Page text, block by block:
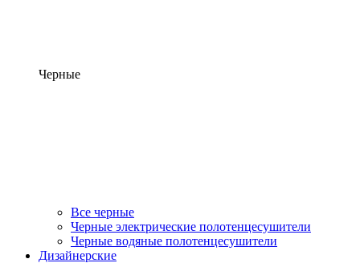
Черные
Все черные
Черные электрические полотенцесушители
Черные водяные полотенцесушители
Дизайнерские